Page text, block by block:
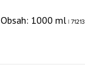
Obsah: 1000 ml | 71213